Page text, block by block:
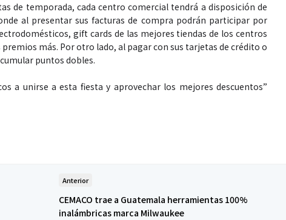
de temporada, cada centro comercial tendrá a disposición de
al presentar sus facturas de compra podrán participar por
gift cards de las mejores tiendas de los centros
más. Por otro lado, al pagar con sus tarjetas de crédito o
puntos dobles.
a unirse a esta fiesta y aprovechar los mejores descuentos”
Anterior
CEMACO trae a Guatemala herramientas 100%
inalámbricas marca Milwaukee
Espectáculos
La marimba une generaciones: el
que estés” el